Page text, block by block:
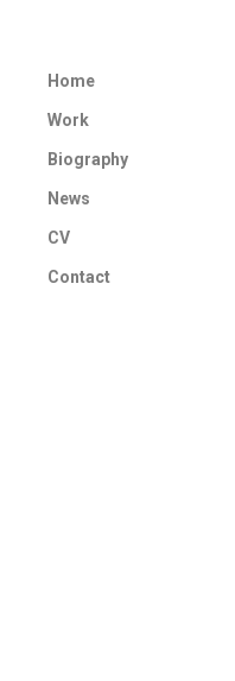
Home
Work
Biography
News
CV
Contact